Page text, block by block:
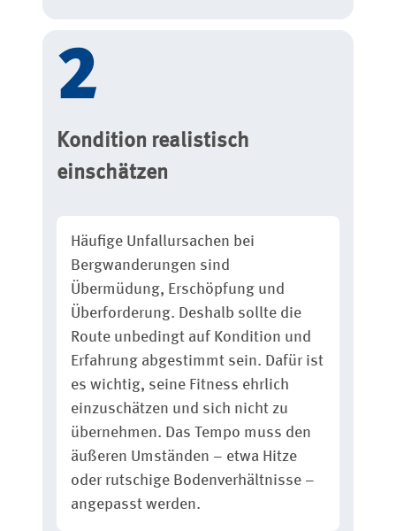
Kondition realistisch
einschätzen
Häufige Unfallursachen bei
Bergwanderungen sind
Übermüdung, Erschöpfung und
Überforderung. Deshalb sollte die
Route unbedingt auf Kondition und
Erfahrung abgestimmt sein. Dafür ist
es wichtig, seine Fitness ehrlich
einzuschätzen und sich nicht zu
übernehmen. Das Tempo muss den
äußeren Umständen – etwa Hitze
oder rutschige Bodenverhältnisse –
angepasst werden.